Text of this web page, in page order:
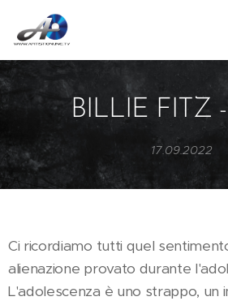
BILLIE FITZ
17.09.2022
Ci ricordiamo tutti quel
alienazione provato durante
L'adolescenza è uno strappo, un